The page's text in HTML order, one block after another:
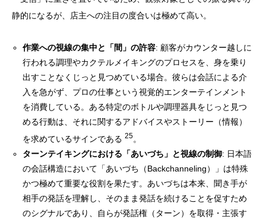
静的になるが、店主への注目の度合いは極めて高い。
作業への視線の集中と「間」の許容: 顧客がカウンター越しに
行われる調理やカクテルメイキングのプロセスを、身を乗り
出すことなくじっと見つめている場合。彼らは会話による介
入を急がず、プロの仕事という視覚的エンターテインメント
を消費している。ある特定のボトルや調理器具をじっと見つ
める行動は、それに関するアドバイスやストーリー（情報）
を求めているサインである25。
ターンテイキングにおける「あいづち」と視線の制御: 日本語
の会話構造において「あいづち（Backchanneling）」は特殊
かつ極めて重要な役割を果たす。あいづちは本来、聞き手が
相手の発話を理解し、そのまま発話を続けることを促すため
のシグナルであり、自らが発話権（ターン）を取得・主張す